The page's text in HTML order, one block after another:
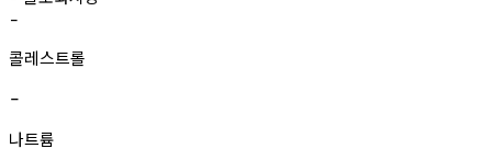
-
콜레스트롤
-
나트륨